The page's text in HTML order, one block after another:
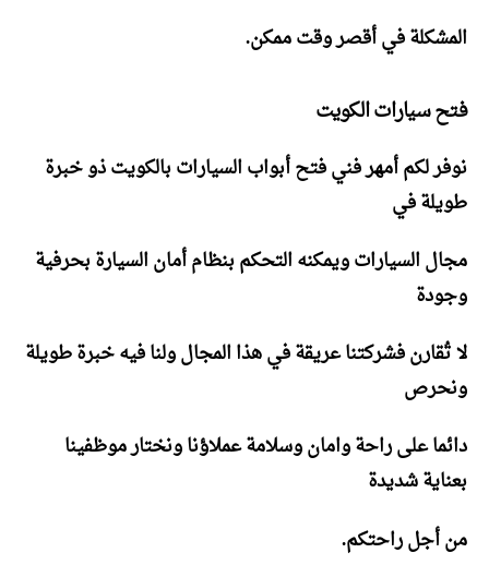
المشكلة في أقصر وقت ممكن.
فتح سيارات الكويت
نوفر لكم أمهر فني فتح أبواب السيارات بالكويت ذو خبرة
طويلة في
مجال السيارات ويمكنه التحكم بنظام أمان السيارة بحرفية
وجودة
لا تُقارن فشركتنا عريقة في هذا المجال ولنا فيه خبرة طويلة
ونحرص
دائما على راحة وامان وسلامة عملاؤنا ونختار موظفينا
بعناية شديدة
من أجل راحتكم.